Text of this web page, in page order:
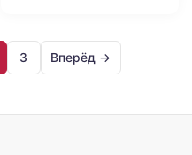
3 Вперёд →